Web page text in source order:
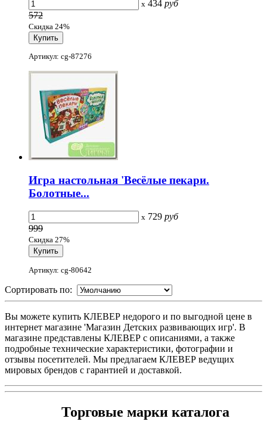
x 434 руб
572
Скидка 24%
Артикул: cg-87276
Игра настольная 'Весёлые пекари.
Болотные...
x 729 руб
999
Скидка 27%
Артикул: cg-80642
Сортировать по:
Вы можете купить КЛЕВЕР недорого и по выгодной цене в
интернет магазине 'Магазин Детских развивающих игр'. В
магазине представлены КЛЕВЕР с описаниями, а также
подробные технические характеристики, фотографии и
отзывы посетителей. Мы предлагаем КЛЕВЕР ведущих
мировых брендов с гарантией и доставкой.
Торговые марки каталога